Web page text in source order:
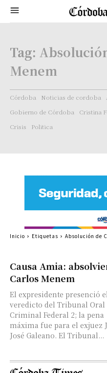
Tag:
Menem
Córdoba Noticias de cordoba
Gobierno de Córdoba
Cristina
Crisis
Politica
Causa Amia:
Carlos Menem
El expresidente presenció
veredicto del Tribunal Oral
Criminal Federal 2; la pena
máxima fue para el exjuez
José Galeano. El Tribunal...
Inicio Etiquetas Absolución de